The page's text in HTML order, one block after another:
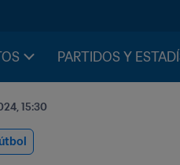
PARTIDOS Y
15:30